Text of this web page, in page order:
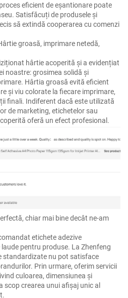
eficient de eșantionare poate
Satisfăcuți de produsele și
să extindă cooperarea cu comenzi
groasă, imprimare netedă,
hârtie acoperită și a evidențiat
noastre: grosimea solidă și
Hârtia groasă evită eficient
și viu colorate la fiecare imprimare,
finali. Indiferent dacă este utilizată
de marketing, etichetelor sau
oferă un efect profesional.
chiar mai bine decât ne-am
etichete adezive
pentru produse. La Zhenfeng
standardizate nu pot satisface
Prin urmare, oferim servicii
culoarea, dimensiunea și
crearea unui afișaj unic al